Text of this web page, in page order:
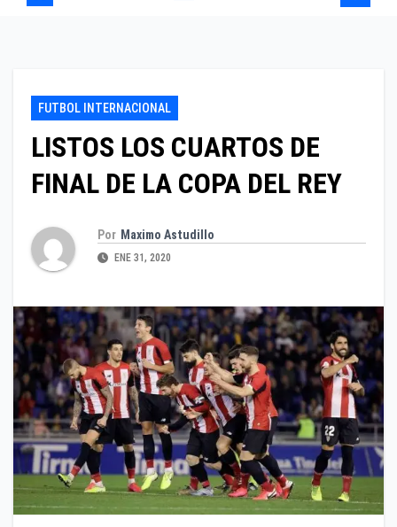
FUTBOL INTERNACIONAL
LISTOS LOS CUARTOS DE
FINAL DE LA COPA DEL REY
Por Maximo Astudillo
ENE 31, 2020